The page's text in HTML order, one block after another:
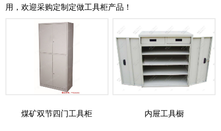
用，欢迎采购定制定做工具柜产品！
煤矿双节四门工具柜 内屉工具橱